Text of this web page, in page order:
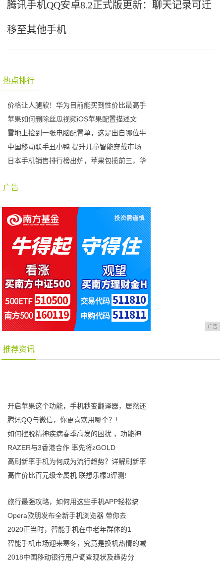
腾讯手机QQ安卓8.2正式版更新：聊天记录可迁
移至其他手机
热点排行
价格让人腿软！华为目前能买到性价比最高手
苹果如何删除丝瓜视频iOS苹果配置描述文
雪地上捡到一张电脑配置单，这是出自哪位牛
中国移动联手丑小鸭 提升儿童智能穿戴市场
日本手机销售排行榜出炉，苹果包揽前三，华
广告
广告
推荐资讯
开启苹果这个功能，手机秒变翻译器，居然还
腾讯QQ与微信，你更喜欢用哪个？!
如何摆脱精神疾病春季高发的困扰 ，功能神
RAZER与3香港合作 率先将zGOLD
高刷新率手机为何成为流行趋势？详解刷新率
高性价比百元级金属机 联想乐檬3评测!
旅行最强攻略，如何用这些手机APP轻松搞
Opera欧朋发布全新手机浏览器 带你去
2020正当时，智能手机在中老年群体的1
智能手机市场迎来寒冬，究竟是换机热情的减
2018中国移动银行用户调查现状及趋势分